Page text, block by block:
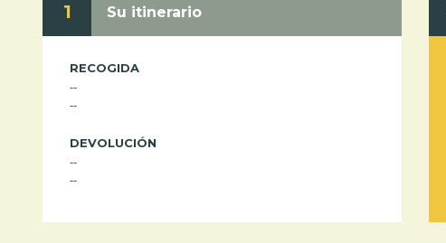
1 Su itinerario
RECOGIDA
--
--
DEVOLUCIÓN
--
--